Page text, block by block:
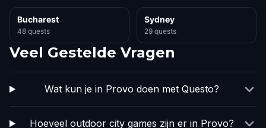
Bucharest
48 quests
Sydney
29 quests
Veel Gestelde Vragen
Wat kun je in Provo doen met Questo?
Hoeveel outdoor city games zijn er in Provo?